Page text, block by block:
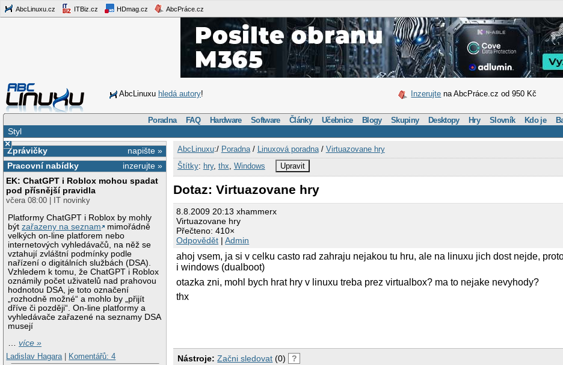
AbcLinuxu.cz ITBiz.cz HDmag.cz AbcPráce.cz
AbcLinuxu hledá autory! Inzerujte na AbcPráce.cz od 950 Kč
Poradna FAQ Hardware Software Články Učebnice Blogy Skupiny Desktopy Hry Slovník Kdo je
Styl
×
napište »
Zprávičky
inzerujte »
Pracovní nabídky
EK: ChatGPT i Roblox mohou spadat
pod přísnější pravidla
včera 08:00 | IT novinky
Platformy ChatGPT i Roblox by mohly
býtzařazeny na seznam
mimořádně
velkých on-line platforem nebo
internetových vyhledávačů, na něž se
vztahují zvláštní podmínky podle
nařízení o digitálních službách (DSA).
Vzhledem k tomu, že ChatGPT i Roblox
oznámily počet uživatelů nad prahovou
hodnotou DSA, je toto označení
„rozhodně možné“ a mohlo by „přijít
dříve či později“. On-line platformy a
vyhledávače zařazené na seznamy DSA
musejí
…více »
Ladislav Hagara
Komentářů: 4
AbcLinuxu:/ Poradna/ Linuxová poradna/ Virtuazovane hry
Štítky: hry, thx Windows Upravit
Dotaz: Virtuazovane hry
8.8.2009 20:13 xhammerx
Virtuazovane hry
Přečteno: 410×
Odpovědět |Admin
ahoj vsem, ja si v celku casto rad zahraju nejakou tu hru, ale na linuxu jich dost nejde,
i windows (dualboot)
otazka zni, mohl bych hrat hry v linuxu treba prez virtualbox? ma to nejake nevyhody?
thx
Nástroje: Začni sledovat (0) ?